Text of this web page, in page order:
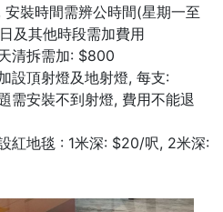
裝時間需辨公時間(星期一至
及其他時段需加費用
清拆需加: $800
設頂射燈及地射燈, 每支:
需安裝不到射燈, 費用不能退
紅地毯 : 1米深: $20/呎, 2米深: